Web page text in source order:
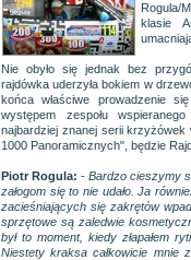
Rogula/
klasie
Nie obyło się jednak bez
rajdówka uderzyła bokiem w
końca właściwe prowadzenie
występem zespołu
najbardziej znanej serii
1000 Panoramicznych", będzie
Piotr Rogula: - Bardzo cieszymy
załogom się to nie udało. Ja
zacieśniających się zakrętów
sprzętowe są zaledwie
był to moment, kiedy złapałem
Niestety kraksa całkowicie mnie